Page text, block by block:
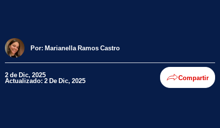
Por: Marianella Ramos Castro
2 de Dic, 2025
Actualizado: 2 De Dic, 2025 Compartir